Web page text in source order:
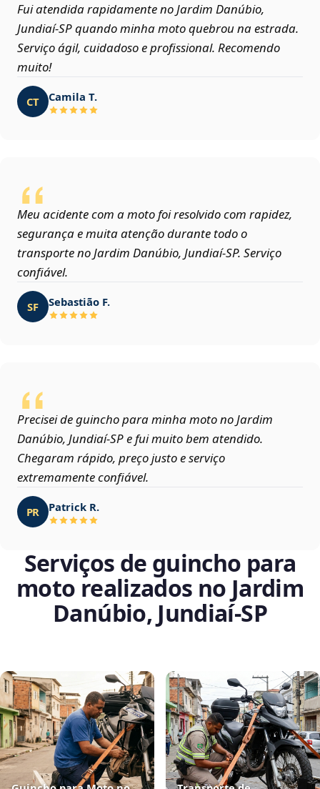
Fui atendida rapidamente no Jardim Danúbio,
Jundiaí‑SP quando minha moto quebrou na estrada.
Serviço ágil, cuidadoso e profissional. Recomendo
muito!
CT Camila T.
Meu acidente com a moto foi resolvido com rapidez,
segurança e muita atenção durante todo o
transporte no Jardim Danúbio, Jundiaí‑SP. Serviço
confiável.
SF Sebastião F.
Precisei de guincho para minha moto no Jardim
Danúbio, Jundiaí‑SP e fui muito bem atendido.
Chegaram rápido, preço justo e serviço
extremamente confiável.
PR Patrick R.
Serviços de guincho para
moto realizados no Jardim
Danúbio, Jundiaí‑SP